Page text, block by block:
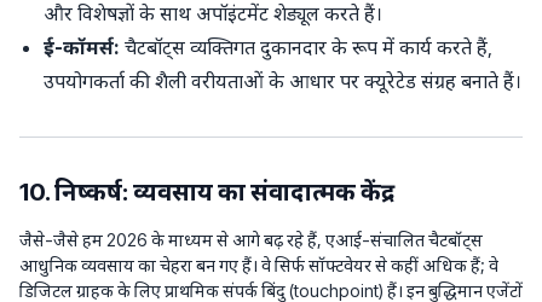
और विशेषज्ञों के साथ अपॉइंटमेंट शेड्यूल करते हैं।
ई-कॉमर्स: चैटबॉट्स व्यक्तिगत दुकानदार के रूप में कार्य करते हैं,
उपयोगकर्ता की शैली वरीयताओं के आधार पर क्यूरेटेड संग्रह बनाते हैं।
10. निष्कर्ष: व्यवसाय का संवादात्मक केंद्र
जैसे-जैसे हम 2026 के माध्यम से आगे बढ़ रहे हैं, एआई-संचालित चैटबॉट्स
आधुनिक व्यवसाय का चेहरा बन गए हैं। वे सिर्फ सॉफ्टवेयर से कहीं अधिक हैं; वे
डिजिटल ग्राहक के लिए प्राथमिक संपर्क बिंदु (touchpoint) हैं। इन बुद्धिमान एजेंटों